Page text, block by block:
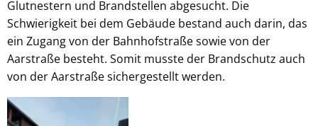
Glutnestern und Brandstellen abgesucht. Die
Schwierigkeit bei dem Gebäude bestand auch darin, das
ein Zugang von der Bahnhofstraße sowie von der
Aarstraße besteht. Somit musste der Brandschutz auch
von der Aarstraße sichergestellt werden.